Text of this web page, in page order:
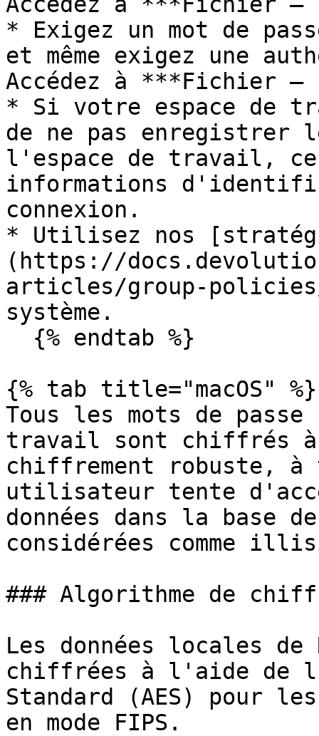
* Exigez un mot de
et même exigez une
Accédez à ***Fichier –
* Si votre espace de
de ne pas enregistrer
l'espace de travail, ce
informations
connexion.
* Utilisez nos
(https://
articles/group-
système.
{% tab title="macOS" %}
Tous les mots de
travail sont chiffrés à
chiffrement robuste,
utilisateur tente
données dans la base
considérées comme
### Algorithme de
Les données locales de
chiffrées à l'aide de
Standard (AES) pour
en mode FIPS.